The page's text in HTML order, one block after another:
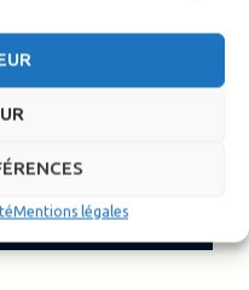
Mentions légales